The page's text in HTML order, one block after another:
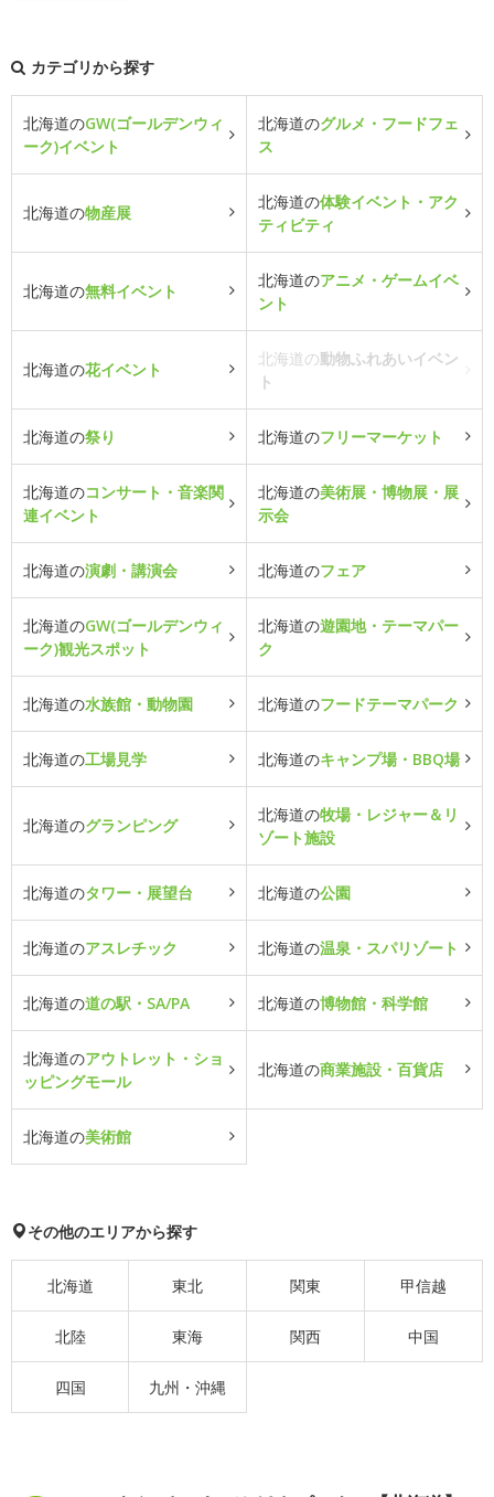
カテゴリから探す
北海道のGW(ゴールデンウィ
ーク)イベント
北海道のグルメ・フードフェ
ス
北海道の物産展
北海道の体験イベント・アク
ティビティ
北海道の無料イベント
北海道のアニメ・ゲームイベ
ント
北海道の花イベント
北海道の動物ふれあいイベン
ト
北海道の祭り 北海道のフリーマーケット
北海道のコンサート・音楽関
連イベント
北海道の美術展・博物展・展
示会
北海道の演劇・講演会 北海道のフェア
北海道のGW(ゴールデンウィ
ーク)観光スポット
北海道の遊園地・テーマパー
ク
北海道の水族館・動物園 北海道のフードテーマパーク
北海道の工場見学 北海道のキャンプ場・BBQ場
北海道のグランピング
北海道の牧場・レジャー＆リ
ゾート施設
北海道のタワー・展望台 北海道の公園
北海道のアスレチック 北海道の温泉・スパリゾート
北海道の道の駅・SA/PA 北海道の博物館・科学館
北海道のアウトレット・ショ
ッピングモール
北海道の商業施設・百貨店
北海道の美術館
その他のエリアから探す
北海道 東北 関東 甲信越
北陸 東海 関西 中国
四国 九州・沖縄